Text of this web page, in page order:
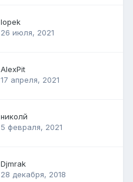
lopek
26 июля, 2021
AlexPit
17 апреля, 2021
николй
5 февраля, 2021
Djmrak
28 декабря, 2018